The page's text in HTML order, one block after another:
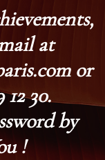
at
or
12 30.
by
!